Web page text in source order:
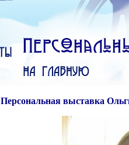
Персональная выставка